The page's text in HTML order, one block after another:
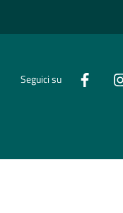
Seguici su